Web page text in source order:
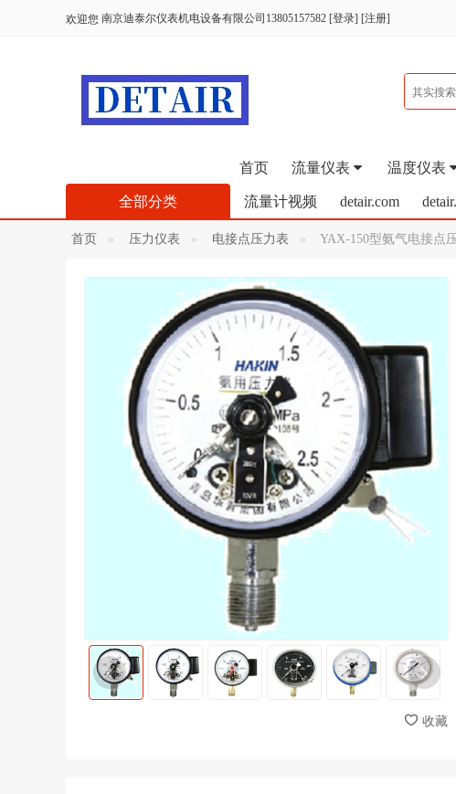
欢迎您 南京迪泰尔仪表机电设备有限公司13805157582 [登录] [注册]
首页 流量仪表 温度仪表
流量计视频 detair.com
全部分类
首页 压力仪表 电接点压力表 YAX-150型氨气电接点
收藏